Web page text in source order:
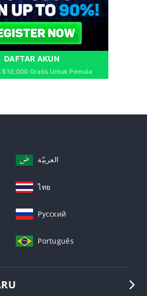
DAFTAR AKUN
$10,000 Gratis Untuk Pemula
العربيّة
ไทย
Русский
Português